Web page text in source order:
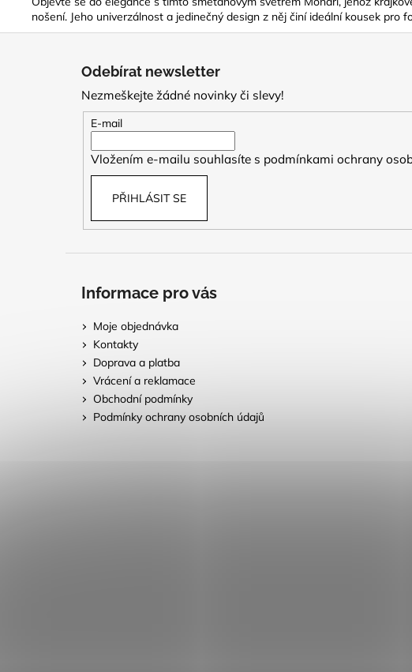
nošení. Jeho univerzálnost a jedinečný design z něj činí ideální kousek pro
Odebírat newsletter
Nezmeškejte žádné novinky či slevy!
E-mail
Vložením e-mailu souhlasíte s podmínkami ochrany
PŘIHLÁSIT SE
Informace pro vás
Moje objednávka
Kontakty
Doprava a platba
Vrácení a reklamace
Obchodní podmínky
Podmínky ochrany osobních údajů